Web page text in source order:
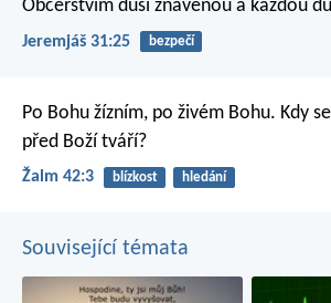
Občerstvím duši znavenou a každou
Jeremjáš 31:25 bezpečí
Po Bohu žízním, po živém Bohu. Kdy
před Boží tváří?
Žalm 42:3 blízkost hledání
Související témata